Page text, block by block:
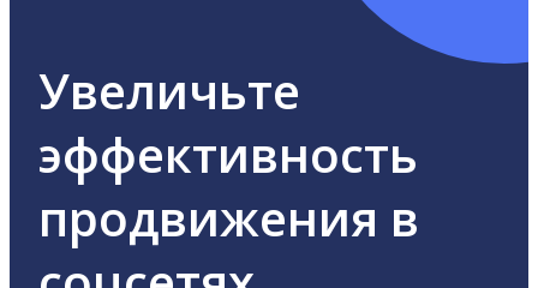
Увеличьте
эффективность
продвижения в